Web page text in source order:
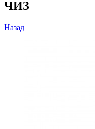
ЧИЗ
Назад